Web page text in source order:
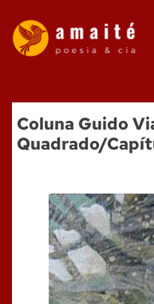
Coluna Guido
Quadrado/